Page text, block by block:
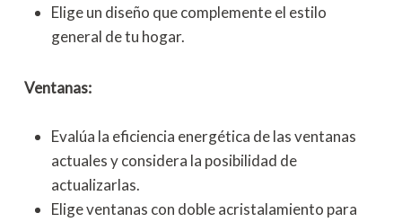
Elige un diseño que complemente el estilo
general de tu hogar.
Ventanas:
Evalúa la eficiencia energética de las ventanas
actuales y considera la posibilidad de
actualizarlas.
Elige ventanas con doble acristalamiento para